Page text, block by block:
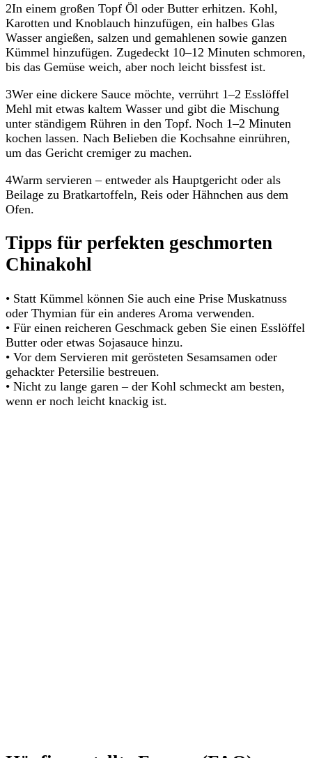
2In einem großen Topf Öl oder Butter erhitzen. Kohl,
Karotten und Knoblauch hinzufügen, ein halbes Glas
Wasser angießen, salzen und gemahlenen sowie ganzen
Kümmel hinzufügen. Zugedeckt 10–12 Minuten schmoren,
bis das Gemüse weich, aber noch leicht bissfest ist.
3Wer eine dickere Sauce möchte, verrührt 1–2 Esslöffel
Mehl mit etwas kaltem Wasser und gibt die Mischung
unter ständigem Rühren in den Topf. Noch 1–2 Minuten
kochen lassen. Nach Belieben die Kochsahne einrühren,
um das Gericht cremiger zu machen.
4Warm servieren – entweder als Hauptgericht oder als
Beilage zu Bratkartoffeln, Reis oder Hähnchen aus dem
Ofen.
Tipps für perfekten geschmorten
Chinakohl
• Statt Kümmel können Sie auch eine Prise Muskatnuss
oder Thymian für ein anderes Aroma verwenden.
• Für einen reicheren Geschmack geben Sie einen Esslöffel
Butter oder etwas Sojasauce hinzu.
• Vor dem Servieren mit gerösteten Sesamsamen oder
gehackter Petersilie bestreuen.
• Nicht zu lange garen – der Kohl schmeckt am besten,
wenn er noch leicht knackig ist.